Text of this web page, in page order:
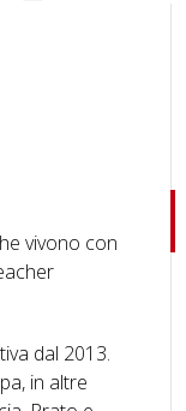
vivono con
dal 2013.
in altre